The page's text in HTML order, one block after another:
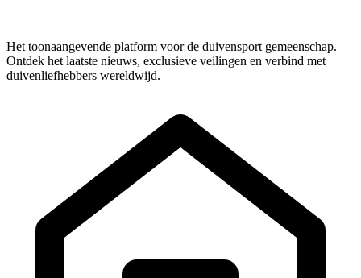
Het toonaangevende platform voor de duivensport gemeenschap.
Ontdek het laatste nieuws, exclusieve veilingen en verbind met
duivenliefhebbers wereldwijd.